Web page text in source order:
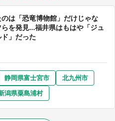
は「恐竜博物館」だけじゃな
を発見...福井県はもはや「ジュ
」だった
静岡県富士宮市
北九州市
潟県粟島浦村